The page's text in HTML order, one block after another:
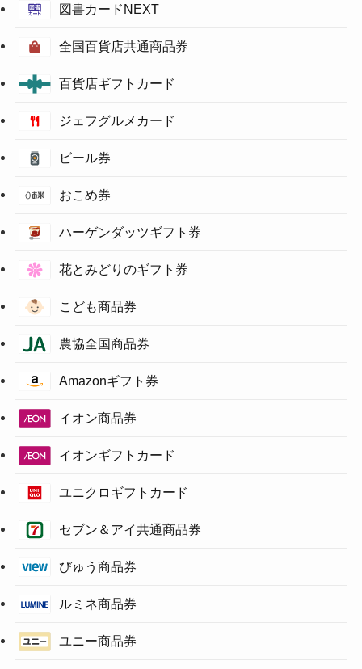
図書カードNEXT
全国百貨店共通商品券
百貨店ギフトカード
ジェフグルメカード
ビール券
おこめ券
ハーゲンダッツギフト券
花とみどりのギフト券
こども商品券
農協全国商品券
Amazonギフト券
イオン商品券
イオンギフトカード
ユニクロギフトカード
セブン＆アイ共通商品券
びゅう商品券
ルミネ商品券
ユニー商品券